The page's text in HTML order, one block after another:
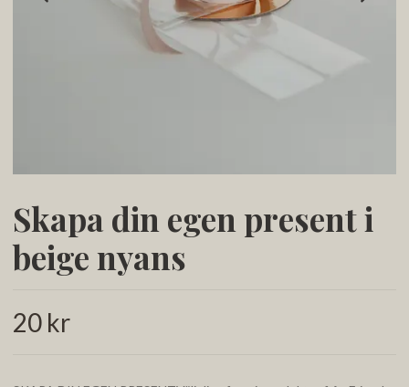
Skapa din egen present i
beige nyans
20 kr